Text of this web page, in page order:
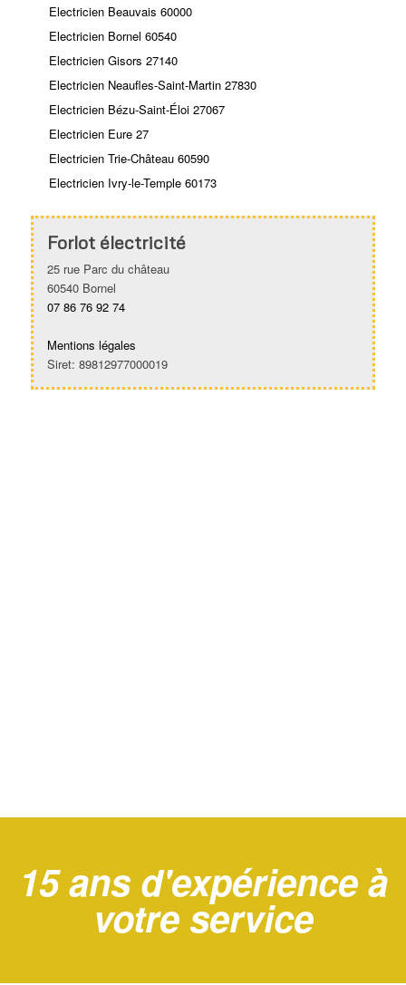
Electricien Beauvais 60000
Electricien Bornel 60540
Electricien Gisors 27140
Electricien Neaufles-Saint-Martin 27830
Electricien Bézu-Saint-Éloi 27067
Electricien Eure 27
Electricien Trie-Château 60590
Electricien Ivry-le-Temple 60173
Forlot électricité
25 rue Parc du château
60540 Bornel
07 86 76 92 74
Mentions légales
Siret: 89812977000019
15 ans d'expérience à
votre service